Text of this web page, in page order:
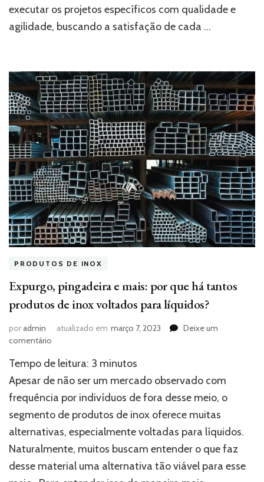
executar os projetos específicos com qualidade e
agilidade, buscando a satisfação de cada …
PRODUTOS DE INOX
Expurgo, pingadeira e mais: por que há tantos
produtos de inox voltados para líquidos?
poradmin atualizado em março 7, 2023
Deixe um
comentário
pingadeira
e
por
que
tantos
produtos
de
Tempo de leitura: 3 minutos
Apesar de não ser um mercado observado com
frequência por indivíduos de fora desse meio, o
segmento de produtos de inox oferece muitas
alternativas, especialmente voltadas para líquidos.
Naturalmente, muitos buscam entender o que faz
desse material uma alternativa tão viável para esse